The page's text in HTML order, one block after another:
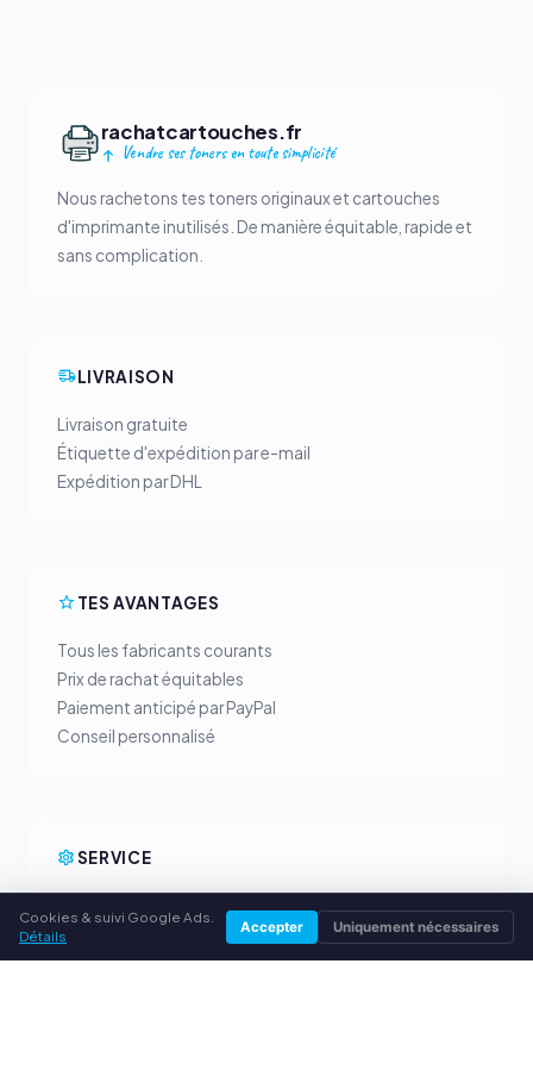
rachatcartouches.fr
Vendre ses toners en toute simplicité
Nous rachetons tes toners originaux et cartouches
d'imprimante inutilisés. De manière équitable, rapide et
sans complication.
LIVRAISON
Livraison gratuite
Étiquette d'expédition par e-mail
Expédition par DHL
TES AVANTAGES
Tous les fabricants courants
Prix de rachat équitables
Paiement anticipé par PayPal
Conseil personnalisé
SERVICE
Politique de confidentialité
Mentions légales
Cookies & suivi Google Ads.
Détails
Accepter Uniquement nécessaires